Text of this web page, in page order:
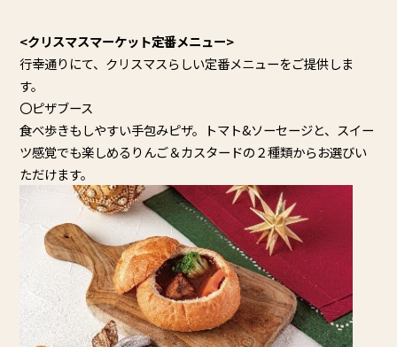
<クリスマスマーケット定番メニュー>
行幸通りにて、クリスマスらしい定番メニューをご提供しま
す。
〇ピザブース
食べ歩きもしやすい手包みピザ。トマト&ソーセージと、 スイー
ツ感覚でも楽しめるりんご＆カスタードの２種類からお選びい
ただけます。